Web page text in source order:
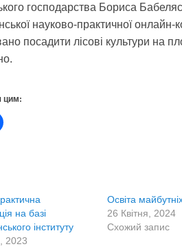
господарства Бориса
науково-практичної онлайн-
посадити лісові культури на
цим:
Н
о
б
на базі
інституту
2023
Освіта майбутніх
26 Квітня, 2024
Схожий запис